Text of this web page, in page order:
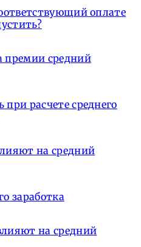
оплате
премии средний
расчете среднего
на средний
заработка
на средний